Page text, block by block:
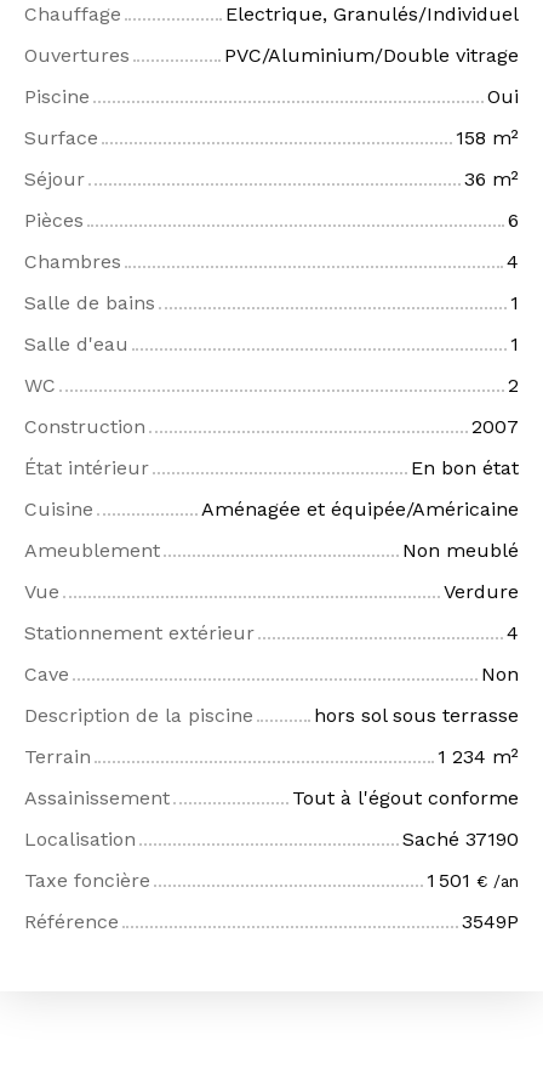
Chauffage
Electrique, Granulés/Individuel
Ouvertures
PVC/Aluminium/Double vitrage
Piscine
Oui
Surface
158 m²
Séjour
36 m²
Pièces
6
Chambres
4
Salle de bains
1
Salle d'eau
1
WC
2
Construction
2007
État intérieur
En bon état
Cuisine
Aménagée et équipée/Américaine
Ameublement
Non meublé
Vue
Verdure
Stationnement extérieur
4
Cave
Non
Description de la piscine
hors sol sous terrasse
Terrain
1 234 m²
Assainissement
Tout à l'égout conforme
Localisation
Saché 37190
Taxe foncière
1 501 € /an
Référence 3549P